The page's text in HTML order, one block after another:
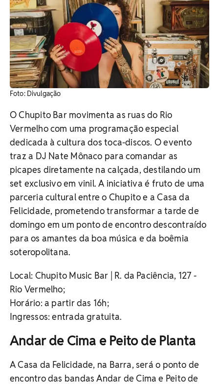
Foto: Divulgação
O Chupito Bar movimenta as ruas do Rio
Vermelho com uma programação especial
dedicada à cultura dos toca-discos. O evento
traz a DJ Nate Mônaco para comandar as
picapes diretamente na calçada, destilando um
set exclusivo em vinil.A iniciativa é fruto de uma
parceria cultural entre o Chupito e a Casa da
Felicidade, prometendo transformar a tarde de
domingo em um ponto de encontro descontraído
para os amantes da boa música e da boêmia
soteropolitana.
Local: Chupito Music Bar | R. da Paciência, 127 -
Rio Vermelho;
Horário: a partir das 16h;
Ingressos: entrada gratuita.
Andar de Cima e Peito de Planta
A Casa da Felicidade, na Barra, será o ponto de
encontro das bandas Andar de Cima e Peito de